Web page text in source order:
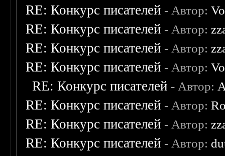
RE: Конкурс писателей - Автор:
RE: Конкурс писателей - Автор:
RE: Конкурс писателей - Автор:
RE: Конкурс писателей - Автор:
RE: Конкурс писателей - Автор:
RE: Конкурс писателей - Автор:
RE: Конкурс писателей - Автор:
RE: Конкурс писателей - Автор: